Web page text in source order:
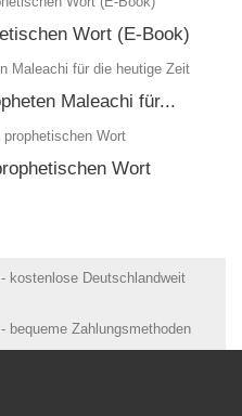
Wort (E-Book)
Maleachi für...
Wort